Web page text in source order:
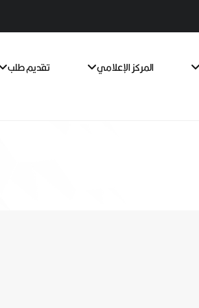
المركز الإعلامي تقديم طلب